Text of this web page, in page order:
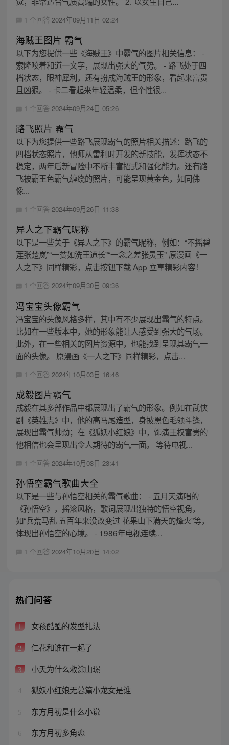
1 个回答 2024年09月11日 02:24
海贼王图片 霸气
以下为您提供一些《海贼王》中霸气的图片相关信息： -
索隆咬着和道一文字，展现出强大的气势。 - 路飞处于四
档状态，眼神犀利，还有扮成海贼王的形象，看起来富贵
且凶狠。 - 卡二看起来年轻温柔，但个性很...
1 个回答 2024年09月24日 05:26
路飞照片 霸气
以下为您提供一些路飞展现霸气的照片相关描述：路飞的
四档状态照片，他师从雷利时开发的新技能，发挥状态不
稳定，两年后新冒险中不断丰富招式和强化能力。还有路
飞被霸王色霸气缠绕的照片，可能呈现黄金色，如同佛
像...
1 个回答 2024年09月26日 11:38
异人之下霸气昵称
以下是一些关于《异人之下》的霸气昵称，例如：“不摇碧
莲张楚岚”“一贫如洗王道长”“一念之差张灵玉” 原漫画《一
人之下》同样精彩，点击按钮下载 App 立享精彩内容！
1 个回答 2024年09月30日 09:36
冯宝宝头像霸气
冯宝宝的头像风格多样，其中有不少展现出霸气的特点。
比如在一些版本中，她的形象能让人感受到强大的气场。
此外，在一些相关的图片资源中，也能找到呈现其霸气一
面的头像。 原漫画《一人之下》同样精彩，点击...
1 个回答 2024年10月03日 16:46
成毅图片霸气
成毅在其多部作品中都展现出了霸气的形象。例如在武侠
剧《英雄志》中，他的高马尾造型，身披黑色毛领斗篷，
展现出霸气帅劲；在《狐妖小红娘》中，饰演王权富贵的
他相信也会呈现出令人期待的霸气一面。 等待电视...
1 个回答 2024年10月03日 23:41
孙悟空霸气歌曲大全
以下是一些与孙悟空相关的霸气歌曲： - 五月天演唱的
《孙悟空》，摇滚风格，歌词展现出独特的悟空视角，
如“兵荒马乱 五百年来没改变过 花果山下满天的烽火”等，
体现出孙悟空的心境。 - 1986年电视连续...
1 个回答 2024年10月20日 14:02
热门问答
1 女孩酷酷的发型扎法
2 仁花和谁在一起了
3 小夭为什么救涂山璟
4 狐妖小红娘无暮篇小龙女是谁
5 东方月初是什么小说
6 东方月初多角恋